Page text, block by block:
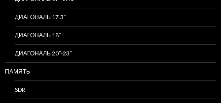
ДИАГОНАЛЬ 17.3″
ДИАГОНАЛЬ 18″
ДИАГОНАЛЬ 20″-23″
ПАМЯТЬ
SDR